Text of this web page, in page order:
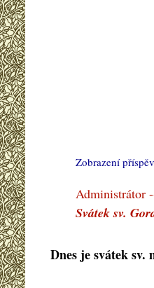
Zobrazení
Administrátor
Svátek sv.
Dnes je svátek sv.